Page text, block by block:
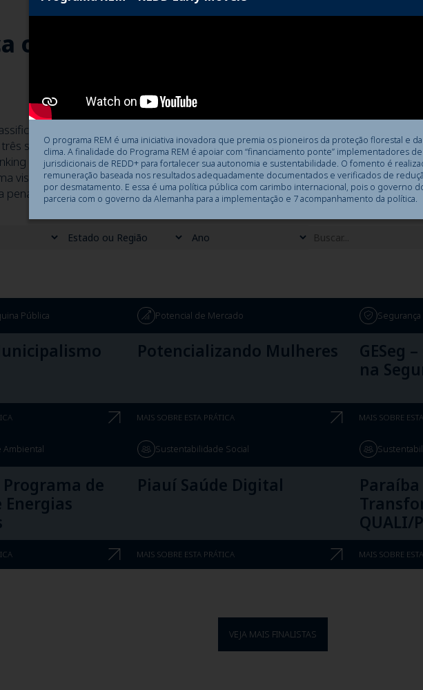
os Finalistas
seis boas práticas semifinalistas para o Prêmio Excelência em
saem vencedoras. O anúncio das vencedoras acontece sempre no evento de
de Competitividade dos Estados. O CLP também produz vídeos das
visual e envolvente de mostrar como essas práticas se materializam em
conferir e conhecer de perto as soluções que se destacaram.
Pública Potencial de Mercado
Potencializando Mulheres
MAIS SOBRE ESTA PRÁTICA
Segurança
GESeg
na
MAIS SOBRE
Ambiental
Programa de
Energias
Sustentabilidade Social
Piauí Saúde Digital
MAIS SOBRE ESTA PRÁTICA
QUALI/
MAIS SOBRE
VEJA MAIS FINALISTAS
O programa REM é uma iniciativa inovadora que premia os pioneiros da proteção florestal e
clima. A finalidade do Programa REM é apoiar com “financiamento ponte” implementadores
jurisdicionais de REDD+ para fortalecer sua autonomia e sustentabilidade. O fomento é
remuneração baseada nos resultados adequadamente documentados e verificados de
por desmatamento. E essa é uma política pública com carimbo internacional, pois o governo
parceria com o governo da Alemanha para a implementação e 7 acompanhamento da política.